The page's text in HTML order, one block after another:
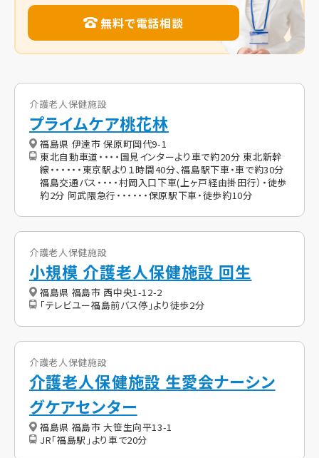
無料で電話相談
介護老人保健施設
プライムケア桃花林
福島県 伊達市 保原町岡代9-1
東北自動車道・・・・国見インターより車で約20分 東北新幹
線・・・・・・東京駅より１時間40分、福島駅下車・車で約30分
福島交通バス・・・・村岡入口下車(上ヶ戸経由掛田行）・徒歩
約2分 阿武隈急行・・・・・・保原駅下車・徒歩約10分
介護老人保健施設
小規模 介護老人保健施設 回生
福島県 福島市 西中央1-12-2
「テレビユー福島前バス停」より徒歩2分
介護老人保健施設
介護老人保健施設 生愛会ナーシン
グケアセンター
福島県 福島市 大笹生向平13-1
JR「福島駅」より車で20分